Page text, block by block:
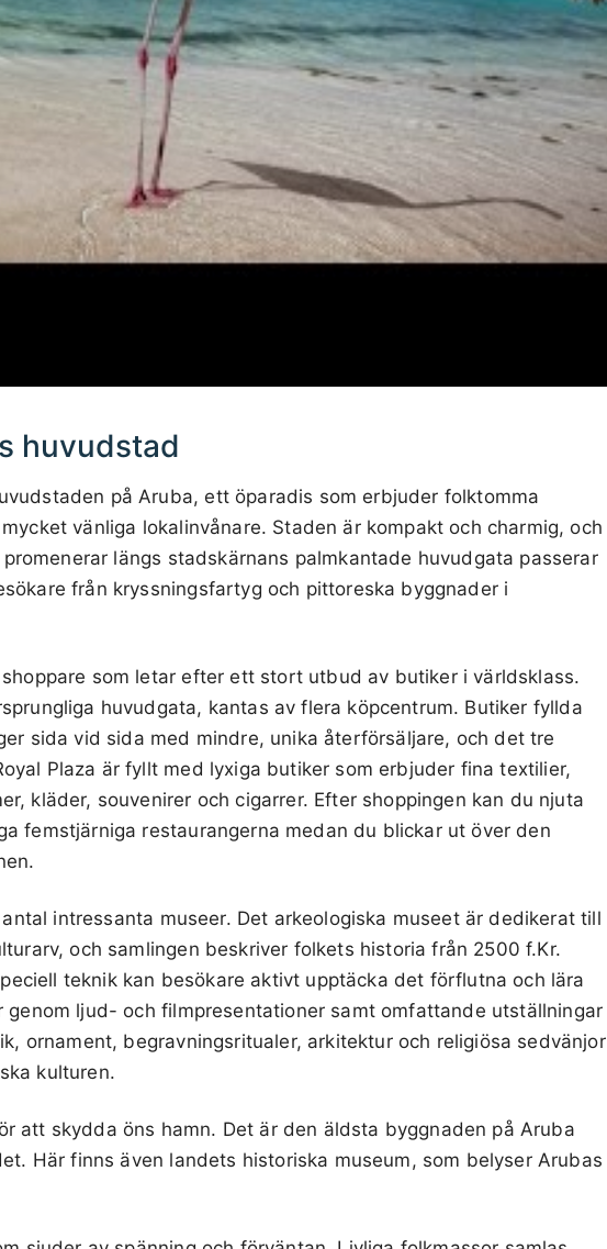
huvudstad
på Aruba, ett öparadis som erbjuder folktomma
vänliga lokalinvånare. Staden är kompakt och charmig, och
längs stadskärnans palmkantade huvudgata passerar
från kryssningsfartyg och pittoreska byggnader i
som letar efter ett stort utbud av butiker i världsklass.
huvudgata, kantas av flera köpcentrum. Butiker fyllda
sida vid sida med mindre, unika återförsäljare, och det tre
Plaza är fyllt med lyxiga butiker som erbjuder fina textilier,
kläder, souvenirer och cigarrer. Efter shoppingen kan du njuta
femstjärniga restaurangerna medan du blickar ut över den
intressanta museer. Det arkeologiska museet är dedikerat till
och samlingen beskriver folkets historia från 2500 f.Kr.
teknik kan besökare aktivt upptäcka det förflutna och lära
genom ljud- och filmpresentationer samt omfattande utställningar
ornament, begravningsritualer, arkitektur och religiösa sedvänjor
kulturen.
att skydda öns hamn. Det är den äldsta byggnaden på Aruba
Här finns även landets historiska museum, som belyser Arubas